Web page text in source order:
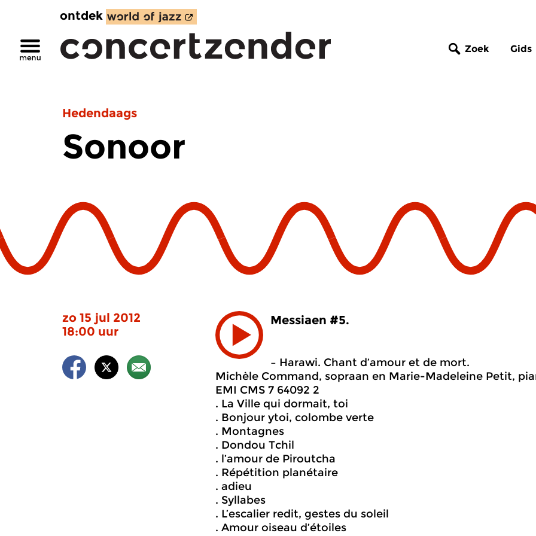
ontdek
Zoek Gids
Hedendaags
Sonoor
zo 15 jul 2012
18:00 uur
Messiaen #5.
– Harawi. Chant d’amour et de mort.
Michèle Command, sopraan en Marie-Madeleine Petit,
EMI CMS 7 64092 2
. La Ville qui dormait, toi
. Bonjour ytoi, colombe verte
. Montagnes
. Dondou Tchil
. l’amour de Piroutcha
. Répétition planétaire
. adieu
. Syllabes
. L’escalier redit, gestes du soleil
. Amour oiseau d’étoiles